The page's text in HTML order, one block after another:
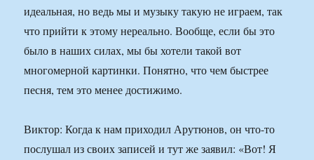
идеальная, но ведь мы и музыку такую не играем, так
что прийти к этому нереально. Вообще, если бы это
было в наших силах, мы бы хотели такой вот
многомерной картинки. Понятно, что чем быстрее
песня, тем это менее достижимо.
Виктор: Когда к нам приходил Арутюнов, он что-то
послушал из своих записей и тут же заявил: «Вот! Я